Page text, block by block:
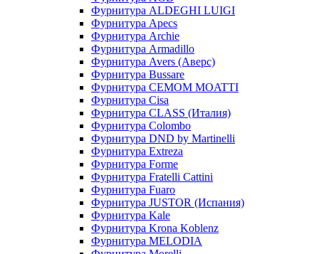
Фурнитура ALDEGHI LUIGI
Фурнитура Apecs
Фурнитура Archie
Фурнитура Armadillo
Фурнитура Avers (Аверс)
Фурнитура Bussare
Фурнитура CEMOM MOATTI
Фурнитура Cisa
Фурнитура CLASS (Италия)
Фурнитура Colombo
Фурнитура DND by Martinelli
Фурнитура Extreza
Фурнитура Forme
Фурнитура Fratelli Cattini
Фурнитура Fuaro
Фурнитура JUSTOR (Испания)
Фурнитура Kale
Фурнитура Krona Koblenz
Фурнитура MELODIA